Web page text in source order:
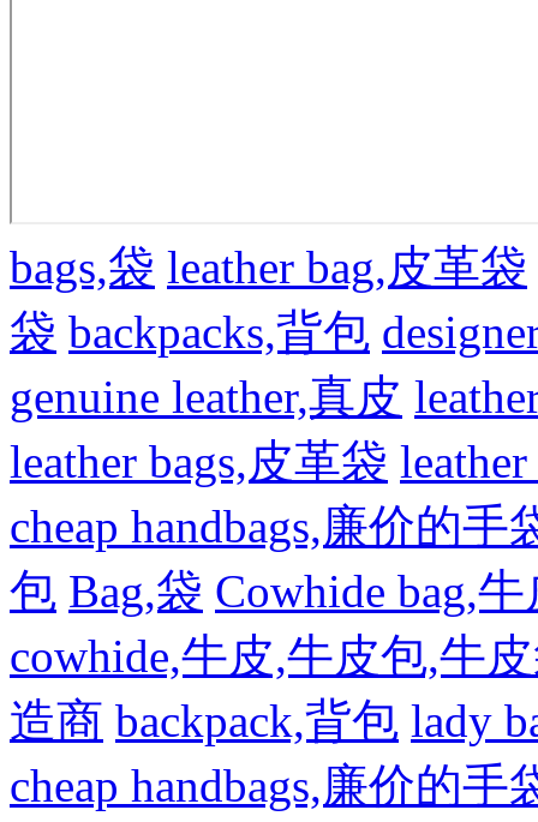
bags,袋 leather bag,皮革袋
袋 backpacks,背包
genuine leather,真皮
leather bags,皮革袋
cheap handbags,廉价的手
包 Bag,袋 Cowhide bag,
cowhide,牛皮,牛皮包,牛
造商 backpack,背包 lady
cheap handbags,廉价的手